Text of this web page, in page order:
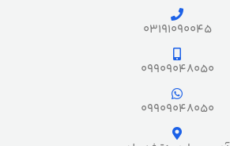
03191090045
09909048050
09909048050